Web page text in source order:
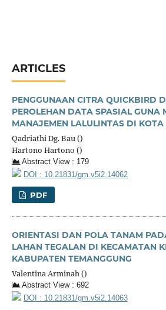
ARTICLES
PENGGUNAAN CITRA QUICKBIRD
PEROLEHAN DATA SPASIAL GUNA
MANAJEMEN LALULINTAS DI KOTA
Qadriathi Dg. Bau ()
Hartono Hartono ()
Abstract View : 179
DOI : 10.21831/gm.v5i2.14062
PDF
ORIENTASI DAN POLA TANAM
LAHAN TEGALAN DI KECAMATAN
KABUPATEN TEMANGGUNG
Valentina Arminah ()
Abstract View : 692
DOI : 10.21831/gm.v5i2.14063